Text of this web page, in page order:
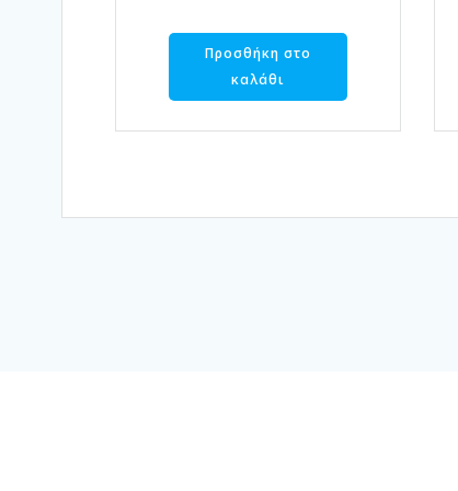
Προσθήκη στο
καλάθι